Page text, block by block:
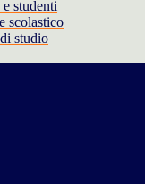
studenti
scolastico
studio